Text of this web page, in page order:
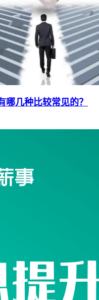
哪几种比较常见的？